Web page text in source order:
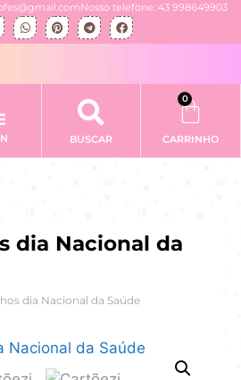
Nosso telefone: 43 998649903
BUSCAR
0
CARRINHO
dia Nacional da
dia Nacional da Saúde